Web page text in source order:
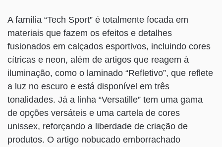
A família “Tech Sport” é totalmente focada em
materiais que fazem os efeitos e detalhes
fusionados em calçados esportivos, incluindo cores
cítricas e neon, além de artigos que reagem à
iluminação, como o laminado “Refletivo”, que reflete
a luz no escuro e está disponível em três
tonalidades. Já a linha “Versatille” tem uma gama
de opções versáteis e uma cartela de cores
unissex, reforçando a liberdade de criação de
produtos. O artigo nobucado emborrachado